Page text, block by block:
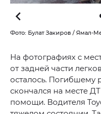
Фото: Булат Закиров / Ямал-
На фотографиях с
от задней части
осталось. Погибшему
скончался на месте
помощи. Водителя